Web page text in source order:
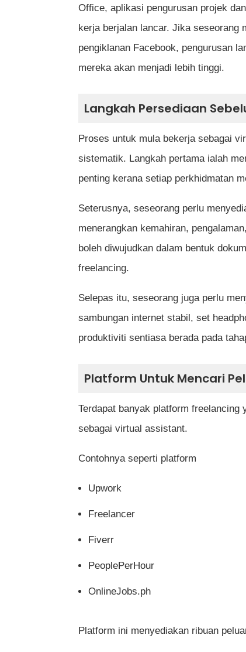
Office, aplikasi pengurusan projek
kerja berjalan lancar. Jika seseorang
pengiklanan Facebook, pengurusan
mereka akan menjadi lebih tinggi.
Langkah Persediaan
Proses untuk mula bekerja sebagai
sistematik. Langkah pertama ialah
penting kerana setiap perkhidmatan
Seterusnya, seseorang perlu
menerangkan kemahiran,
boleh diwujudkan dalam bentuk
freelancing.
Selepas itu, seseorang juga perlu
sambungan internet stabil, set
produktiviti sentiasa berada pada
Platform Untuk Mencari
Terdapat banyak platform
sebagai virtual assistant.
Contohnya seperti platform
Upwork
Freelancer
Fiverr
PeoplePerHour
OnlineJobs.ph
Platform ini menyediakan ribuan